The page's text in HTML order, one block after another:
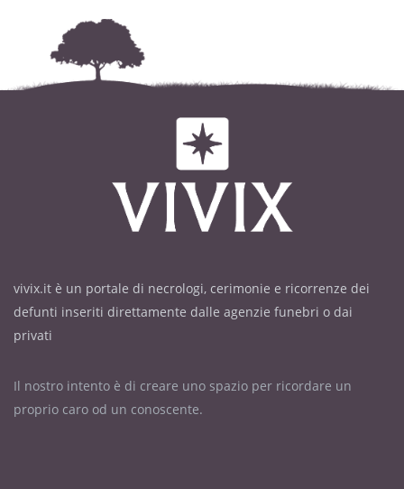
vivix.it è un portale di necrologi, cerimonie e ricorrenze dei
defunti inseriti direttamente dalle agenzie funebri o dai
privati
Il nostro intento è di creare uno spazio per ricordare un
proprio caro od un conoscente.